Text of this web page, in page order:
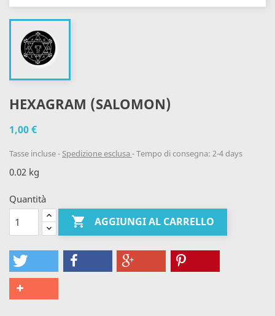
HEXAGRAM (SALOMON)
1,00 €
Tasse incluse Spedizione esclusa Tempo di consegna: 2-4 days
0.02 kg
Quantità
 AGGIUNGI AL CARRELLO